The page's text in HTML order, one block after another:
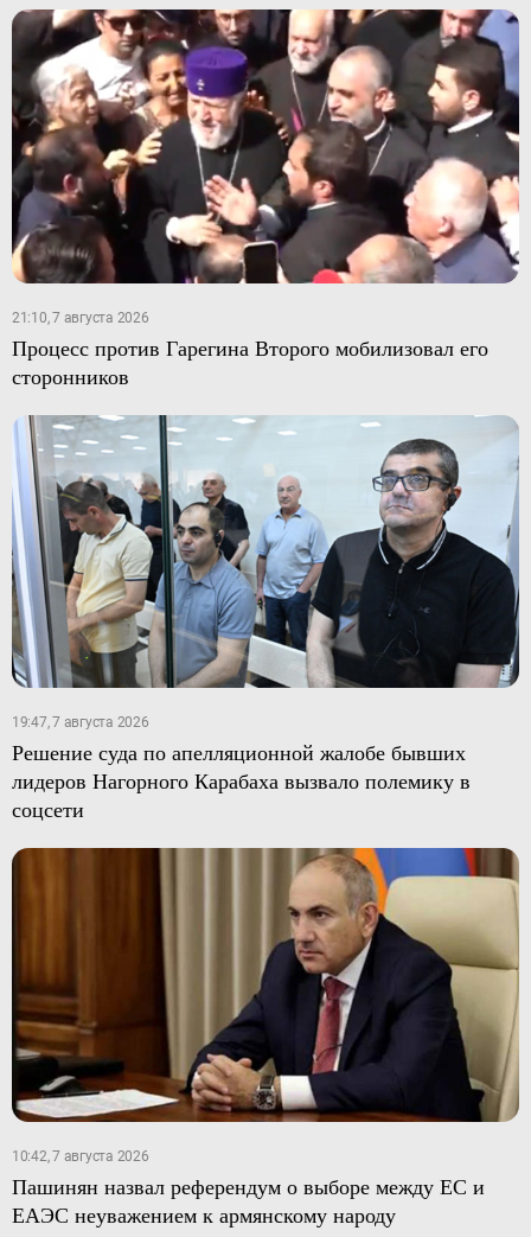
21:10, 7 августа 2026
Процесс против Гарегина Второго мобилизовал его
сторонников
19:47, 7 августа 2026
Решение суда по апелляционной жалобе бывших
лидеров Нагорного Карабаха вызвало полемику в
соцсети
10:42, 7 августа 2026
Пашинян назвал референдум о выборе между ЕС и
ЕАЭС неуважением к армянскому народу